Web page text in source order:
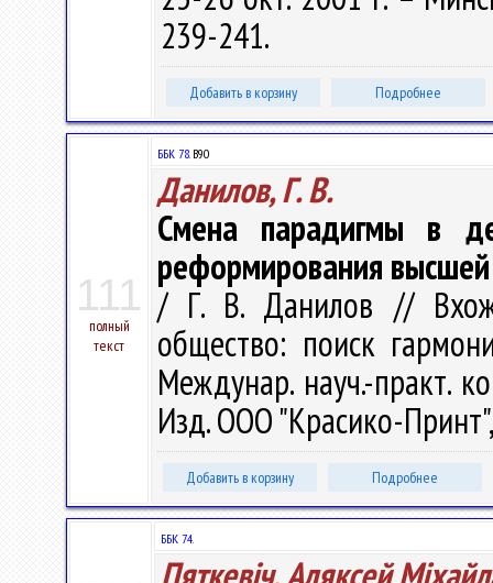
239-241.
Добавить в корзину Подробнее
111
полный
текст
ББК 78.В90
Данилов, Г. В.
Смена парадигмы в
реформирования
/ Г. В. Данилов //
общество: поиск
Междунар. науч.-практ.
Изд. ООО "Красико-
Добавить в корзину Подробнее
ББК 74.